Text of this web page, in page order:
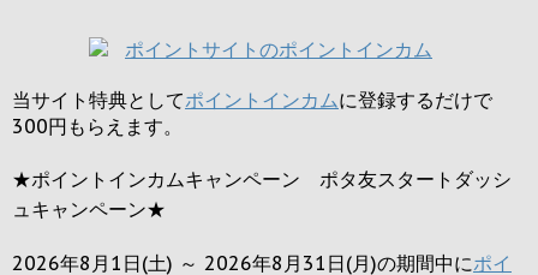
当サイト特典としてポイントインカムに登録するだけで
300円 もらえます。
★ポイントインカムキャンペーン ポタ友スタートダッシ
ュキャンペーン★
2026年8月1日(土) ～ 2026年8月31日(月)の期間中にポイ